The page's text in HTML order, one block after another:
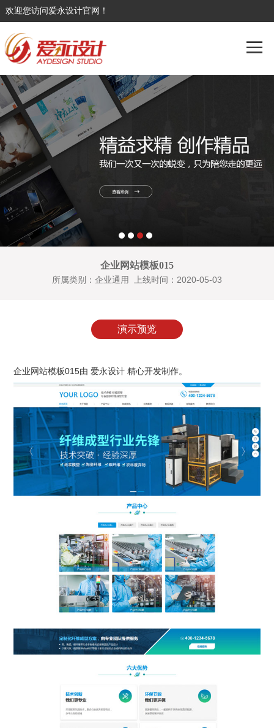
欢迎您访问爱永设计官网！
企业网站模板015
所属类别：企业通用 上线时间：2020-05-03
演示预览
企业网站模板015由 爱永设计 精心开发制作。